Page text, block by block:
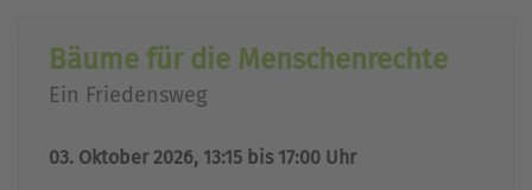
Bäume für die Menschenrechte
Ein Friedensweg
03. Oktober 2026, 13:15 bis 17:00 Uhr